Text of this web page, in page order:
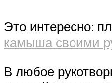
Это интересно:
камыша своими
В любое